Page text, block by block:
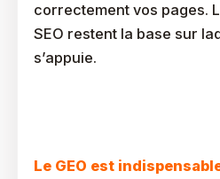
correctement vos pages.
SEO restent la base sur
s’appuie.
Le GEO est